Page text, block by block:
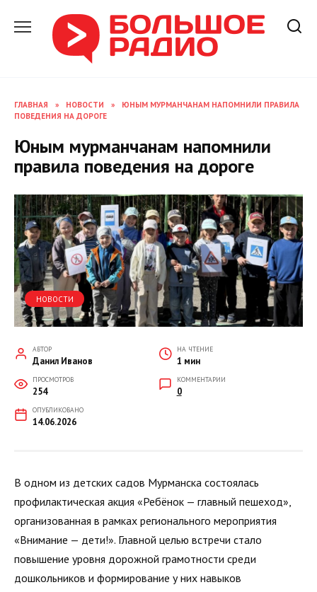
содержанию
ГЛАВНАЯ » НОВОСТИ »
ЮНЫМ МУРМАНЧАНАМ НАПОМНИЛИ ПРАВИЛА
ПОВЕДЕНИЯ НА ДОРОГЕ
Юным мурманчанам напомнили
правила поведения на дороге
НОВОСТИ
АВТОР
Данил Иванов
НА ЧТЕНИЕ
1 мин
ПРОСМОТРОВ
254
КОММЕНТАРИИ
0
ОПУБЛИКОВАНО
14.06.2026
В одном из детских садов Мурманска состоялась
профилактическая акция «Ребёнок — главный пешеход»,
организованная в рамках регионального мероприятия
«Внимание — дети!». Главной целью встречи стало
повышение уровня дорожной грамотности среди
дошкольников и формирование у них навыков